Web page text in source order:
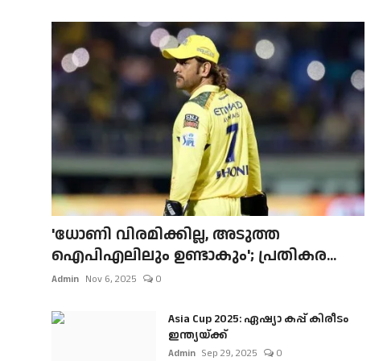
'ധോണി വിരമിക്കില്ല, അടുത്ത
ഐപിഎലിലും ഉണ്ടാകും'; പ്രതികര...
Admin Nov 6, 2025 0
Asia Cup 2025: ഏഷ്യാ കപ്പ് കിരീടം
ഇന്ത്യയ്ക്ക്
Admin Sep 29, 2025 0